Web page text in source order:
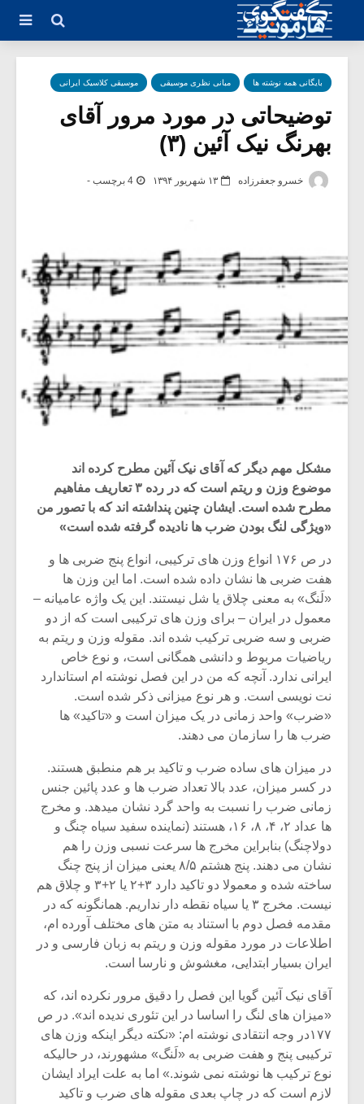
بایگانی همه نوشته ها مبانی نظری موسیقی موسیقی کلاسیک ایرانی
توضیحاتی در مورد مرور آقای
بهرنگ نیک آئین (۳)
خسرو جعفرزاده ۱۳ شهریور ۱۳۹۴ 4 برچسب -
مشکل مهم دیگر که آقای نیک آئین مطرح کرده اند
موضوع وزن و ریتم است که در رده ۳ تعاریف مفاهیم
مطرح شده است. ایشان چنین پنداشته اند که با تصور من
«ویژگی لنگ بودن ضرب ها نادیده گرفته شده است»
در ص ۱۷۶ انواع وزن های ترکیبی، انواع پنج ضربی ها و
هفت ضربی ها نشان داده شده است. اما این وزن ها
«لَنگ» به معنی چلاق یا شل نیستند. این یک واژه عامیانه –
معمول در ایران – برای وزن های ترکیبی است که از دو
ضربی و سه ضربی ترکیب شده اند. مقوله وزن و ریتم به
ریاضیات مربوط و دانشی همگانی است، و نوع خاص
ایرانی ندارد. آنچه که من در این فصل نوشته ام استاندارد
نت نویسی است. و هر نوع میزانی ذکر شده است.
«ضرب» واحد زمانی در یک میزان است و «تاکید» ها
ضرب ها را سازمان می دهند.
در میزان های ساده ضرب و تاکید بر هم منطبق هستند.
در کسر میزان، عدد بالا تعداد ضرب ها و عدد پائین جنس
زمانی ضرب را نسبت به واحد گرد نشان میدهد. و مخرج
ها عداد ۲، ۴، ۸، ۱۶، هستند (نماینده سفید سیاه چنگ و
دولاچنگ) بنابراین مخرج ها سرعت نسبی وزن را هم
نشان می دهند. پنج هشتم ۸/۵ یعنی میزان از پنج چنگ
ساخته شده و معمولا دو تاکید دارد ۳+۲ یا ۲+۳ و چلاق هم
نیست. مخرج ۳ یا سیاه نقطه دار نداریم. همانگونه که در
مقدمه فصل دوم با استناد به متن های مختلف آورده ام،
اطلاعات در مورد مقوله وزن و ریتم به زبان فارسی و در
ایران بسیار ابتدایی، مغشوش و نارسا است.
آقای نیک آئین گویا این فصل را دقیق مرور نکرده اند، که
«میزان های لنگ را اساسا در این تئوری ندیده اند». در ص
۱۷۷در وجه انتقادی نوشته ام: «نکته دیگر اینکه وزن های
ترکیبی پنج و هفت ضربی به «لَنگ» مشهورند، در حالیکه
نوع ترکیب ها نوشته نمی شوند.» اما به علت ایراد ایشان
لازم است که در چاپ بعدی مقوله های ضرب و تاکید
یادداشتی بر موسیقی
متن فیلم «متری
شیش و نیم»
دوره
موسیقی